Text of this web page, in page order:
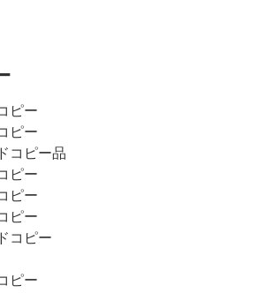
ピー
ピー
コピー品
ピー
ピー
ピー
コピー
ピー